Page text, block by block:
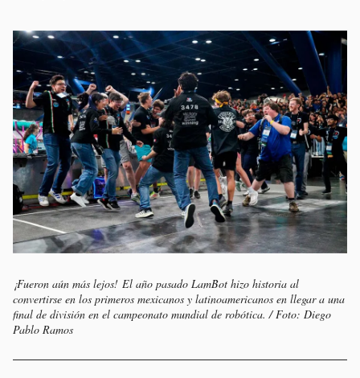
¡Fueron aún más lejos! El año pasado LamBot hizo historia al
convertirse en los primeros mexicanos y latinoamericanos en llegar a una
final de división en el campeonato mundial de robótica. / Foto: Diego
Pablo Ramos